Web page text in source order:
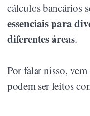
cálculos bancários
essenciais para
diferentes áreas.
Por falar nisso,
podem ser feitos